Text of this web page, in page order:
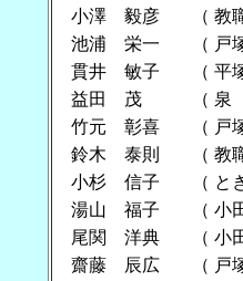
小澤 毅彦
（ 教
池浦 栄一
（ 戸
貫井 敏子
（ 平
益田 茂
（ 泉
竹元 彰喜
（ 戸
鈴木 泰則
（ 教
小杉 信子
（ と
湯山 福子
（ 小
尾関 洋典
（ 小
齋藤 辰広
（ 戸